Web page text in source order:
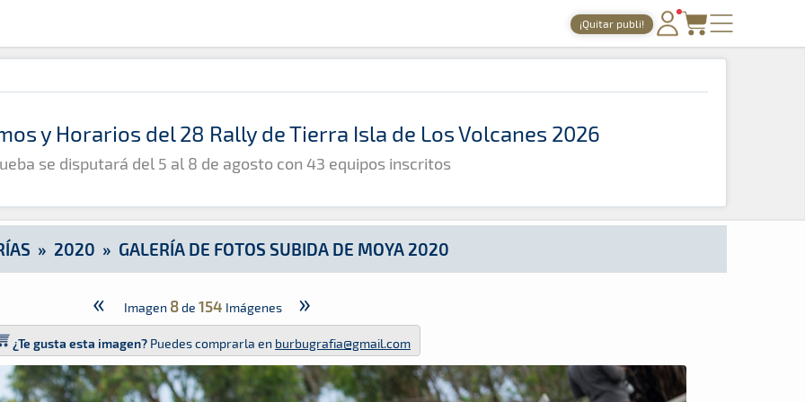
¡Quitar publi!
PORTADA
TIEMPOS ONLINE
GALERÍAS
ARCHIVO
2020
y Horarios del 28 Rally de Tierra Isla de Los Volcanes 2026
se disputará del 5 al 8 de agosto con 43 equipos inscritos
» 2020 » GALERÍA DE FOTOS SUBIDA DE MOYA 2020
« Imagen 8de 154 Imágenes »
¿Te gusta esta imagen? Puedes comprarla en burbugrafia@gmail.com